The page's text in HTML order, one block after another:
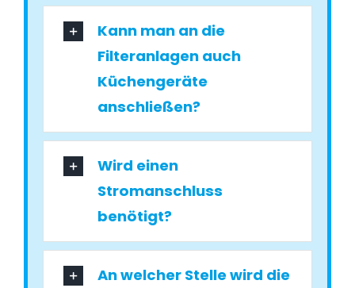
Kann man an die
Filteranlagen auch
Küchengeräte
anschließen?
Wird einen
Stromanschluss
benötigt?
An welcher Stelle wird die